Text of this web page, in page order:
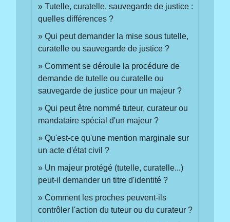
Tutelle, curatelle, sauvegarde de justice :
quelles différences ?
Qui peut demander la mise sous tutelle,
curatelle ou sauvegarde de justice ?
Comment se déroule la procédure de
demande de tutelle ou curatelle ou
sauvegarde de justice pour un majeur ?
Qui peut être nommé tuteur, curateur ou
mandataire spécial d'un majeur ?
Qu'est-ce qu'une mention marginale sur
un acte d'état civil ?
Un majeur protégé (tutelle, curatelle...)
peut-il demander un titre d'identité ?
Comment les proches peuvent-ils
contrôler l'action du tuteur ou du curateur ?